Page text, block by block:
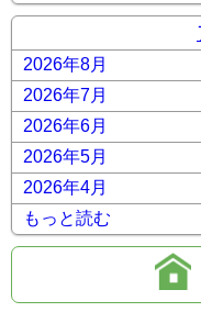
2026年8月
2026年7月
2026年6月
2026年5月
2026年4月
もっと読む